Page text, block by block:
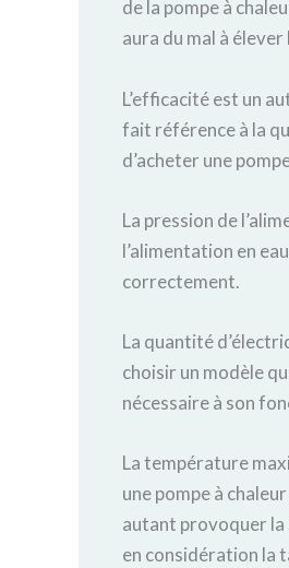
de la pompe à
aura du mal à
L’efficacité est un
fait référence à la
d’acheter une
La pression de
l’alimentation en
correctement.
La quantité
choisir un modèle
nécessaire à son
La température
une pompe à
autant provoquer la
en considération la